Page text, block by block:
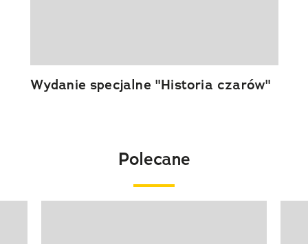
Wydanie specjalne "Historia czarów"
Polecane